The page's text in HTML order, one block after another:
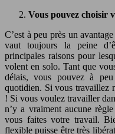
Vous pouvez choisir
C’est à peu près un
vaut toujours la peine
principales raisons pour
volent en solo. Tant que
délais, vous pouvez à
quotidien. Si vous travaillez
! Si vous voulez travailler
n’y a vraiment aucune
vous faites votre travail.
flexible puisse être très